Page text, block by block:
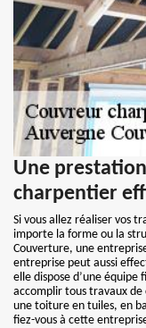
Une
charpentier
Si vous allez réaliser vos
importe la forme ou la
Couverture, une
entreprise peut aussi
elle dispose d’une
accomplir tous travaux
une toiture en tuiles, en
fiez-vous à cette